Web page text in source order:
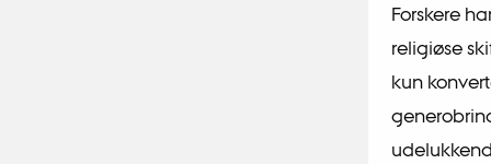
Forskere
religiøse
kun